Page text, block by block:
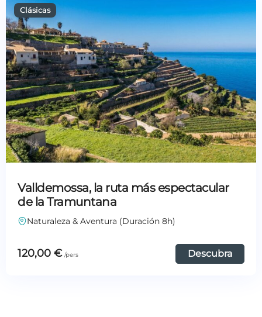
Valldemossa, la ruta más espectacular
de la Tramuntana
Naturaleza & Aventura (Duración 8h)
120,00 € Descubra